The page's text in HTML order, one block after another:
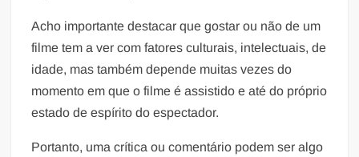
Acho importante destacar que gostar ou não de um
filme tem a ver com fatores culturais, intelectuais, de
idade, mas também depende muitas vezes do
momento em que o filme é assistido e até do próprio
estado de espírito do espectador.
Portanto, uma crítica ou comentário podem ser algo